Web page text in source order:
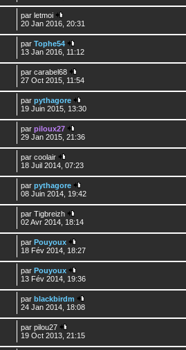
parletmoi
20 Jan 2016, 20:31
parTophe54
13 Jan 2016, 11:12
parcarabel68
27 Oct 2015, 11:54
parpythagore
19 Juin 2015, 13:30
parpiloux27
29 Jan 2015, 21:36
parcoolair
18 Juil 2014, 07:23
parpythagore
08 Juin 2014, 19:42
parTigbreizh
02 Avr 2014, 18:14
parPouyoux
18 Fév 2014, 18:27
parPouyoux
13 Fév 2014, 19:36
parblackbirdm
24 Jan 2014, 18:08
parpilou27
19 Oct 2013, 21:15